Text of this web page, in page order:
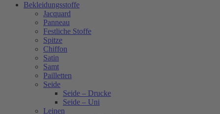
Bekleidungsstoffe
Jacquard
Panneau
Festliche Stoffe
Spitze
Chiffon
Satin
Samt
Pailletten
Seide
Seide – Drucke
Seide – Uni
Leinen